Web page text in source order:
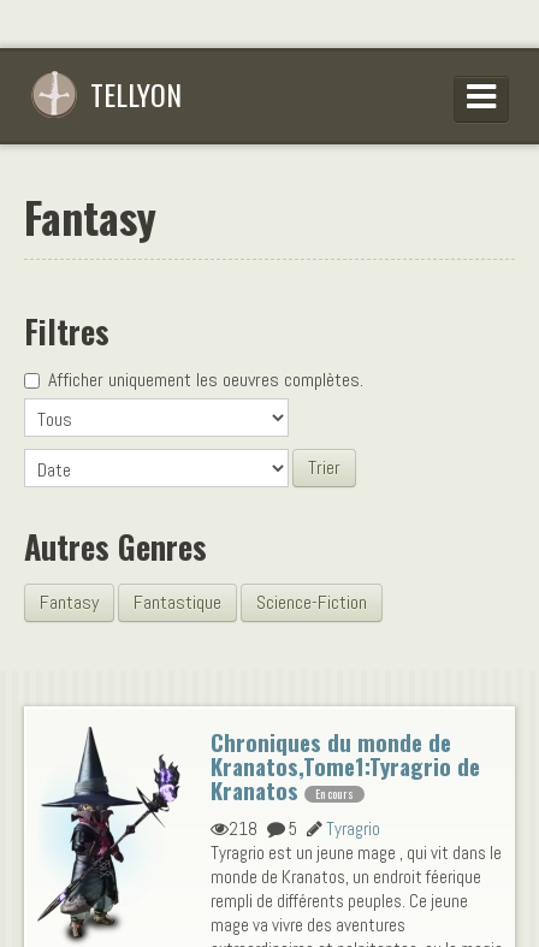
TELLYON
SE CONNECTER
S’INSCRIRE
CONSEILS D’ÉCRITURES
Fantasy
Filtres
Afficher uniquement les oeuvres complètes.
Trier
Autres Genres
Fantasy Fantastique Science-Fiction
Chroniques du monde de
Kranatos,Tome1:Tyragrio de
Kranatos En cours
218 5
Tyragrio
Tyragrio est un jeune mage , qui vit dans le
monde de Kranatos, un endroit féerique
rempli de différents peuples. Ce jeune
mage va vivre des aventures